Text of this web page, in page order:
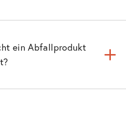
ein Abfallprodukt